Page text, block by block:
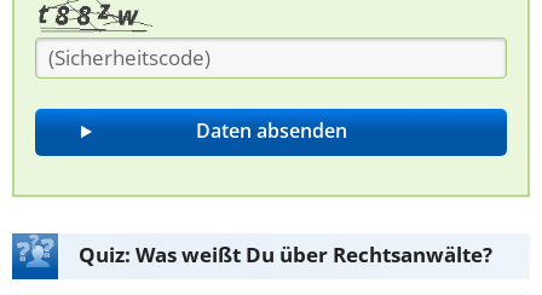
Quiz: Was weißt Du über Rechtsanwälte?